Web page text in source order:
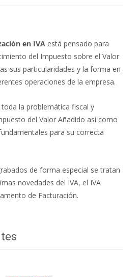
en IVA está pensado para
del Impuesto sobre el Valor
sus particularidades y la forma en
operaciones de la empresa.
la problemática fiscal y
del Valor Añadido así como
para su correcta
de forma especial se tratan
novedades del IVA, el IVA
de Facturación.